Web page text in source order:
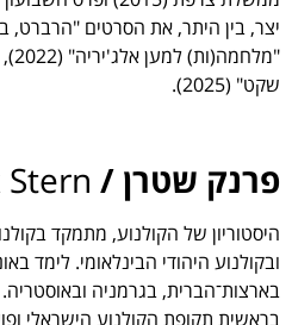
שקט" (2025).
פרנק שטרן / Stern
היסטוריון של הקולנוע, מתמקד
ובקולנוע היהודי הבינלאומי. לימד
בארצות־הברית, בגרמניה
בראשית תקופת הקולנוע הישראלי